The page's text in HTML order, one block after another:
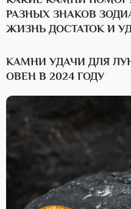
РАЗНЫХ ЗНАКОВ
ЖИЗНЬ ДОСТАТОК И
КАМНИ УДАЧИ ДЛЯ
ОВЕН В 2024 ГОДУ